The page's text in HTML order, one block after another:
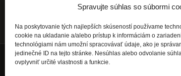
Spravujte súhlas so súbormi
Na poskytovanie tých najlepších skúseností používame
cookie na ukladanie a/alebo prístup k informáciám o
technológiami nám umožní spracovávať údaje, ako je
jedinečné ID na tejto stránke. Nesúhlas alebo odvolanie
ovplyvniť určité vlastnosti a funkcie.